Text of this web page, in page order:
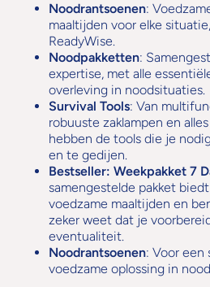
Noodrantsoenen:
maaltijden voor elke
ReadyWise.
Noodpakketten:
expertise, met alle
overleving in noodsituaties.
Survival Tools: Van
robuuste zaklampen en
hebben de tools die je
en te gedijen.
Bestseller: Weekpakket 7
samengestelde pakket
voedzame maaltijden en
zeker weet dat je
eventualiteit.
Noodrantsoenen: Voor een
voedzame oplossing in